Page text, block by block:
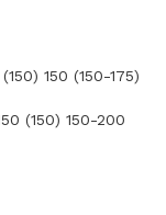
150 (150-175)
(150) 150-200